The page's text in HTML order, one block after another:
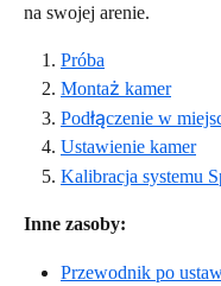
na swojej arenie.
Próba
Montaż kamer
Podłączenie w
Ustawienie kamer
Kalibracja systemu
Inne zasoby:
Przewodnik po